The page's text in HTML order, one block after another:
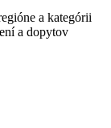
a kategórii
a dopytov